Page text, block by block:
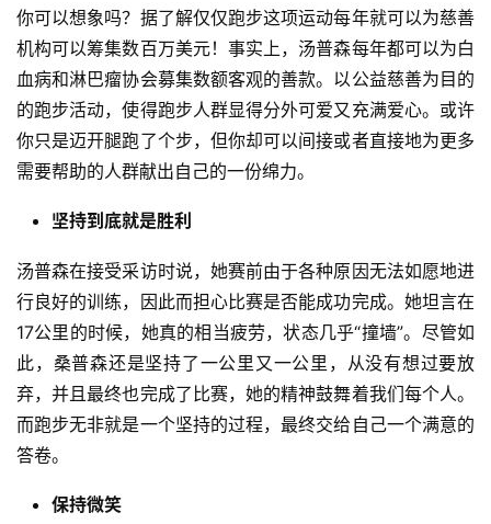
你可以想象吗？据了解仅仅跑步这项运动每年就可以为慈善
机构可以筹集数百万美元！事实上，汤普森每年都可以为白
血病和淋巴瘤协会募集数额客观的善款。以公益慈善为目的
的跑步活动，使得跑步人群显得分外可爱又充满爱心。或许
你只是迈开腿跑了个步，但你却可以间接或者直接地为更多
需要帮助的人群献出自己的一份绵力。
坚持到底就是胜利
汤普森在接受采访时说，她赛前由于各种原因无法如愿地进
行良好的训练，因此而担心比赛是否能成功完成。她坦言在
17公里的时候，她真的相当疲劳，状态几乎“撞墙”。尽管如
此，桑普森还是坚持了一公里又一公里，从没有想过要放
弃，并且最终也完成了比赛，她的精神鼓舞着我们每个人。
而跑步无非就是一个坚持的过程，最终交给自己一个满意的
答卷。
保持微笑